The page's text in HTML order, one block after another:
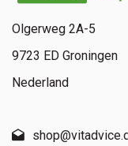
Olgerweg 2A-5
9723 ED Groningen
Nederland